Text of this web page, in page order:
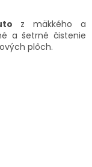
z mäkkého a
a šetrné čistenie
plôch.